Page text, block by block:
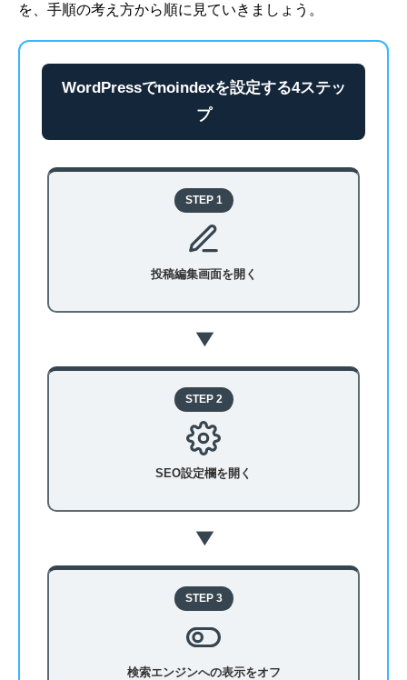
を、手順の考え方から順に見ていきましょう。
WordPressでnoindexを設定する4ステッ
プ
STEP 1
投稿編集画面を開く
▶
STEP 2
SEO設定欄を開く
▶
STEP 3
検索エンジンへの表示をオフ